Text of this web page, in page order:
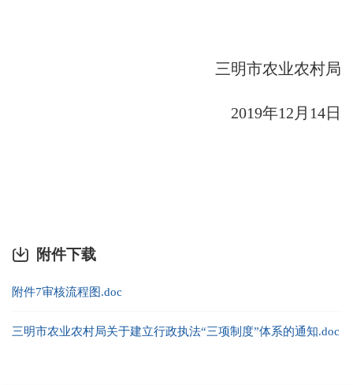
三明市农业农村局
2019年12 月 14日
附件下载
附件7审核流程图.doc
三明市农业农村局关于建立行政执法“三项制度”体系的通知.doc